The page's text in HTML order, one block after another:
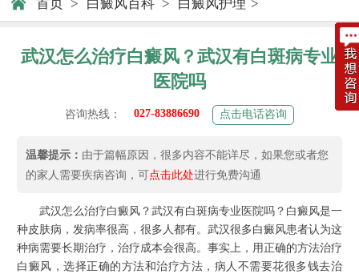
首页 > 白癜风百科 > 白癜风护理 >
武汉怎么治疗白癜风？武汉有白斑病专业
医院吗
咨询热线： 027-83886690 点击电话咨询
温馨提示： 由于篇幅原因，很多内容不能详尽，如果您或者您
的家人需要疾病咨询，可点击此处进行免费沟通
武汉怎么治疗白癜风？武汉有白斑病专业医院吗？白癜风是一
种皮肤病，发病率很高，很多人都有。武汉很多白癜风患者认为这
种病需要长期治疗，治疗成本会很高。事实上，用正确的方法治疗
白癜风，选择正确的方法和治疗方法，病人不需要花很多钱去治